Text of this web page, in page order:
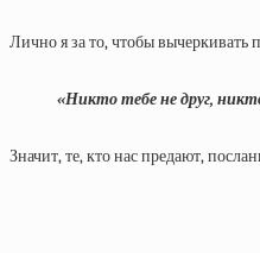
Лично я за то, чтобы вычеркивать
«Никто тебе не друг,
Значит, те, кто нас предают,